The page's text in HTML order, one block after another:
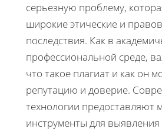
серьезную проблему,
широкие этические и
последствия. Как в
профессиональной среде,
что такое плагиат и как он
репутацию и доверие.
технологии
инструменты для выявления